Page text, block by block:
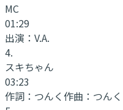
MC
01:29
出演： V.A.
4.
スキちゃん
03:23
作詞： つんく作曲： つんく